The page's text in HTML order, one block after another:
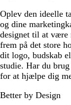
å
v
e
t
Oplev den ideelle
og dine
designet til at
frem på det store
dit logo, budskab
studie. Har du
for at hjælpe dig
Better by Design